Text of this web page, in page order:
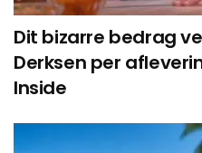
Dit bizarre bedrag
Derksen per
Inside